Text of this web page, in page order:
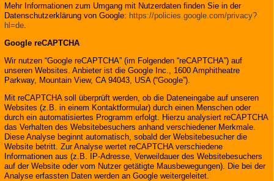
Mehr Informationen zum Umgang mit Nutzerdaten finden Sie in der
Datenschutzerklärung von Google: https://policies.google.com/privacy?
hl=de
Google reCAPTCHA
Wir nutzen “Google reCAPTCHA” (im Folgenden “reCAPTCHA”) auf
unseren Websites. Anbieter ist die Google Inc., 1600 Amphitheatre
Parkway, Mountain View, CA 94043, USA (“Google”).
Mit reCAPTCHA soll überprüft werden, ob die Dateneingabe auf unseren
Websites (z.B. in einem Kontaktformular) durch einen Menschen oder
durch ein automatisiertes Programm erfolgt. Hierzu analysiert reCAPTCHA
das Verhalten des Websitebesuchers anhand verschiedener Merkmale.
Diese Analyse beginnt automatisch, sobald der Websitebesucher die
Website betritt. Zur Analyse wertet reCAPTCHA verschiedene
Informationen aus (z.B. IP-Adresse, Verweildauer des Websitebesuchers
auf der Website oder vom Nutzer getätigte Mausbewegungen). Die bei der
Analyse erfassten Daten werden an Google weitergeleitet.